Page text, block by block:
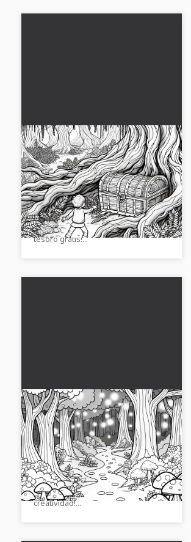
El niño descubre un
misterioso cofre del tesoro
en el bosque encantado -
Plantilla para colorear gratis
Vive la aventura creativa en el
encantado bosque de cuentos.
¡Descarga la plantilla para colorear y
descubre el misterioso cofre del
tesoro gratis!...
En un bosque de cuento de
hadas encantado, un
sendero atraviesa hongos y
árboles brillantes - Dibujo
para colorear gratis
Descubre la imagen para colorear de
un bosque de cuentos de hadas
encantado con hongos luminosos.
¡Descárgala ahora y desata tu
creatividad!...